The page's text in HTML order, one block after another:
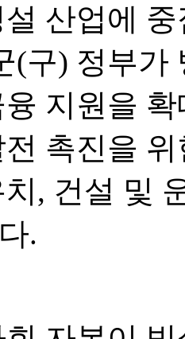
산업에
(구) 정부
지원을
촉진을
, 건설 및
.